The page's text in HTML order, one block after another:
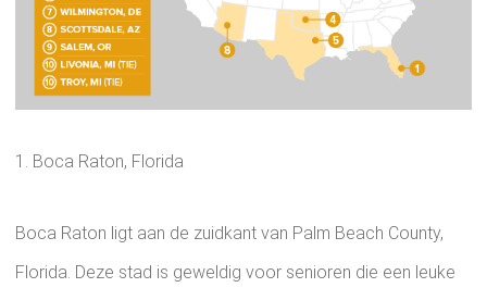
1. Boca Raton, Florida
Boca Raton ligt aan de zuidkant van Palm Beach County,
Florida. Deze stad is geweldig voor senioren die een leuke